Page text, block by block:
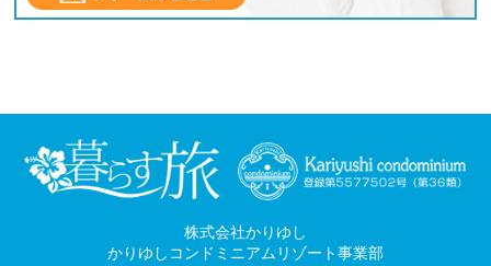
株式会社かりゆし
かりゆしコンドミニアムリゾート事業部